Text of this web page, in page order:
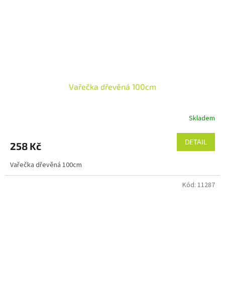
Vařečka dřevěná 100cm
Skladem
258 Kč DETAIL
Vařečka dřevěná 100cm
Kód: 11287